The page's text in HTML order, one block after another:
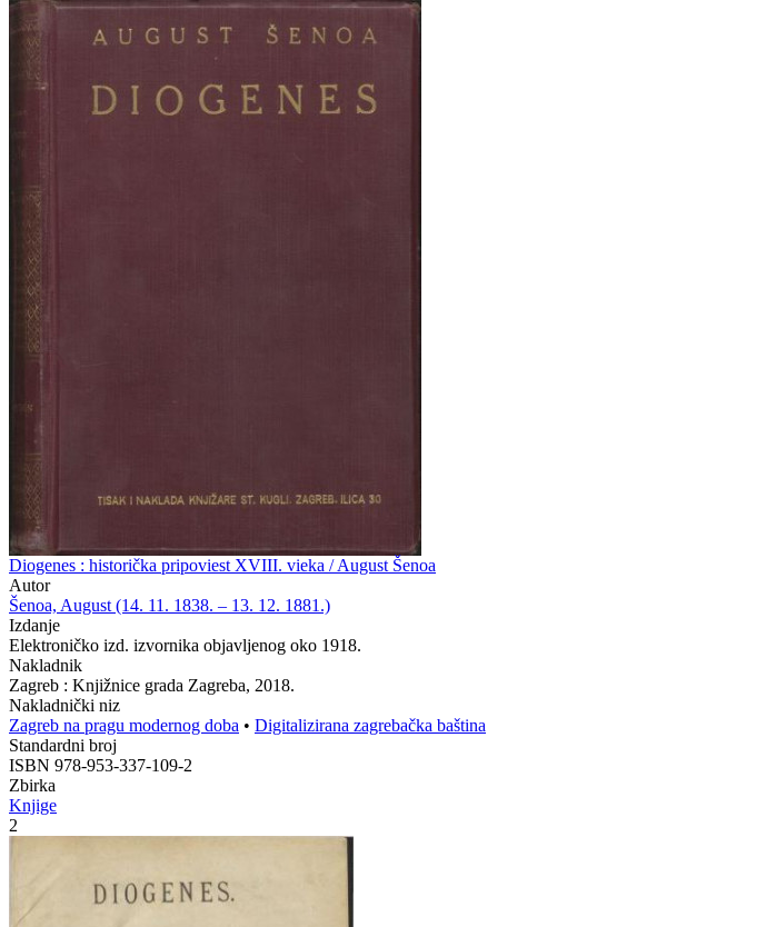
Diogenes : historička pripoviest XVIII. vieka / August Šenoa
Autor
Šenoa, August (14. 11. 1838. – 13. 12. 1881.)
Izdanje
Elektroničko izd. izvornika objavljenog oko 1918.
Nakladnik
Zagreb : Knjižnice grada Zagreba, 2018.
Nakladnički niz
Zagreb na pragu modernog doba • Digitalizirana zagrebačka baština
Standardni broj
ISBN 978-953-337-109-2
Zbirka
Knjige
2